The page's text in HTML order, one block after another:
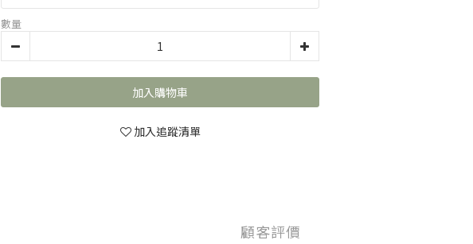
數量
加入購物車
加入追蹤清單
顧客評價